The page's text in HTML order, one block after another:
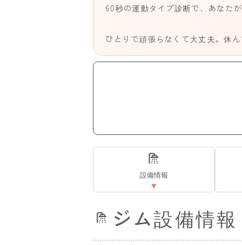
60秒の運動タイプ診断で、あなた
ひとりで頑張らなくて大丈夫。休
設備情報
ジム設備情報